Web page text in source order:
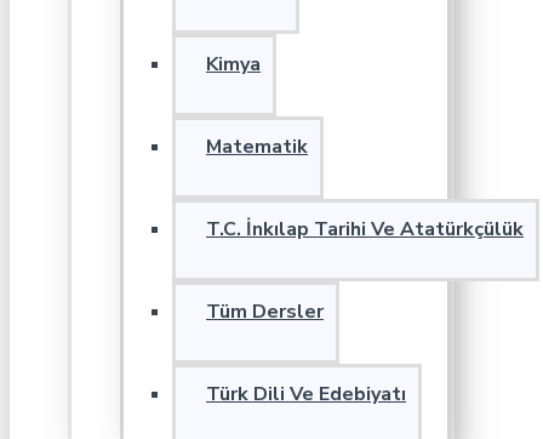
Kimya
Matematik
T.C. İnkılap Tarihi Ve Atatürkçülük
Tüm Dersler
Türk Dili Ve Edebiyatı